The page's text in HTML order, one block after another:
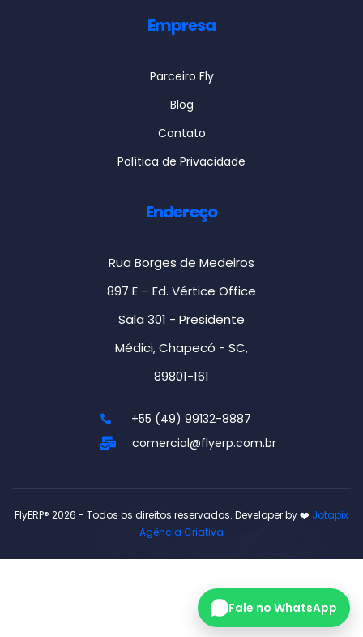
Empresa
Parceiro Fly
Blog
Contato
Política de Privacidade
Endereço
Rua Borges de Medeiros
897 E – Ed. Vértice Office
Sala 301 - Presidente
Médici, Chapecó - SC,
89801-161
+55 (49) 99132-8887
comercial@flyerp.com.br
FlyERP® 2026 - Todos os direitos reservados. Developer by ❤️ Jotapix
Agência Criativa
Fale no WhatsApp